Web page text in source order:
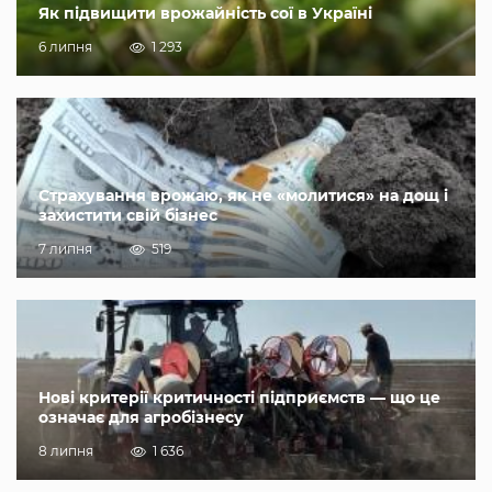
Як підвищити врожайність сої в Україні
6 липня 1 293
Страхування врожаю, як не «молитися» на дощ і
захистити свій бізнес
7 липня 519
Нові критерії критичності підприємств — що це
означає для агробізнесу
8 липня 1 636